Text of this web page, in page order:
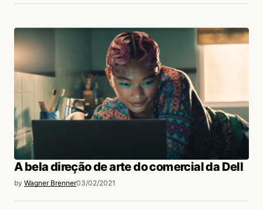
A bela direção de arte do comercial da Dell
by Wagner Brenner03/02/2021